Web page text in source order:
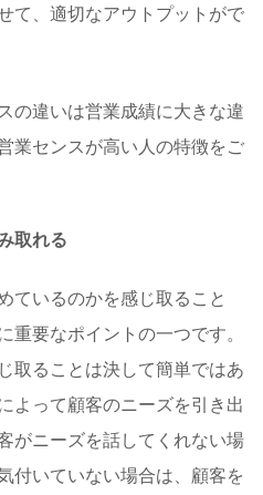
て、適切なアウトプットがで
の違いは営業成績に大きな違
業センスが高い人の特徴をご
取れる
ているのかを感じ取ること
要なポイントの一つです。
取ることは決して簡単ではあ
よって顧客のニーズを引き出
がニーズを話してくれない場
付いていない場合は、顧客を